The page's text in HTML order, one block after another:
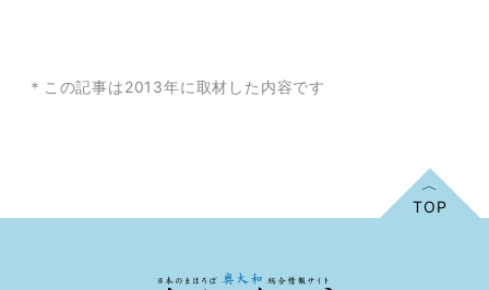
＊この記事は2013年に取材した内容です